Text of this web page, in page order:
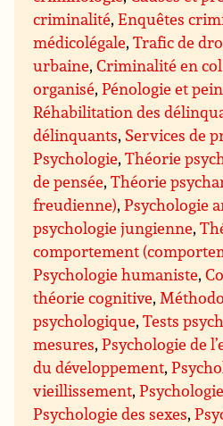
criminalité,Enquêtes
médicolégale,Trafic de
urbaine,Criminalité en
organisé,Pénologie et
Réhabilitation des
délinquants, Services de
Psychologie,Théorie
de pensée,Théorie
freudienne),Psychologie
psychologie jungienne,
comportement
Psychologie humaniste,
théorie cognitive,
psychologique,Tests
mesures,Psychologie de
du développement,
vieillissement,
Psychologie des sexes,